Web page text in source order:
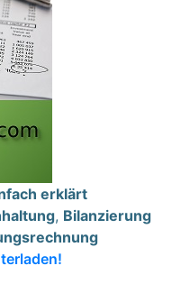
erklärt
, Bilanzierung